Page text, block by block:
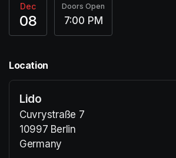
Dec
08
Doors Open
7:00 PM
Location
Lido
Cuvrystraße 7
10997 Berlin
Germany